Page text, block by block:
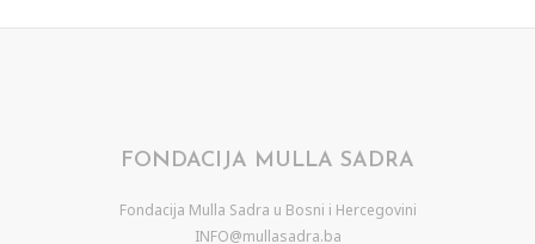
FONDACIJA MULLA SADRA
Fondacija Mulla Sadra u Bosni i Hercegovini
INFO@mullasadra.ba